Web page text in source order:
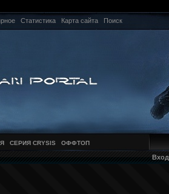
Статистика Карта сайта Поиск
СЕРИЯ CRYSIS ОФФТОП
Вход